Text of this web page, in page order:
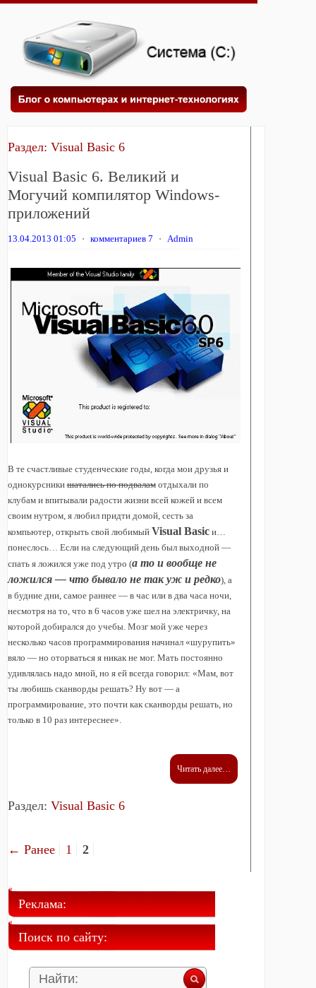
Раздел: Visual Basic 6
Visual Basic 6. Великий и
Могучий компилятор Windows-
приложений
13.04.2013 01:05 ⋅ комментариев 7 ⋅ Admin
В те счастливые студенческие годы, когда мои друзья и
однокурсникишатались по подваламотдыхали по
клубам и впитывали радости жизни всей кожей и всем
своим нутром, я любил придти домой, сесть за
компьютер, открыть свой любимый Visual Basicи…
понеслось… Если на следующий день был выходной —
спать я ложился уже под утро (а то и вообще не
ложился — что бывало не так уж и редко), а
в будние дни, самое раннее — в час или в два часа ночи,
несмотря на то, что в 6 часов уже шел на электричку, на
которой добирался до учебы. Мозг мой уже через
несколько часов программирования начинал «шурупить»
вяло — но оторваться я никак не мог. Мать постоянно
удивлялась надо мной, но я ей всегда говорил: «Мам, вот
ты любишь сканворды решать? Ну вот — а
программирование, это почти как сканворды решать, но
только в 10 раз интереснее».
Читать далее…
Раздел: Visual Basic 6
← Ранее 1 2
Реклама:
Поиск по сайту: